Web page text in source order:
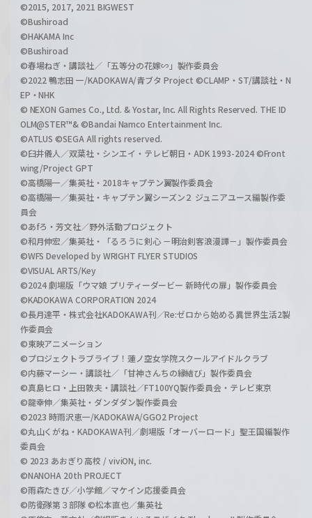
©2015, 2017, 2021 BIGWEST
©Bushiroad
©HAKAMA Inc
©Bushiroad
©春場ねぎ・講談社／「五等分の花嫁∽」製作委員会
©2022 鴨志田 一/KADOKAWA/青ブタ Project ©CLAMP・ST/講談社・N
EP・NHK
© NEXON Games Co., Ltd. & Yostar, Inc. All Rights Reserved. THE ID
OLM@STER™& ©Bandai Namco Entertainment Inc.
©ATLUS ©SEGA All rights reserved.
©臼井儀人／双葉社・シンエイ・テレビ朝日・ADK 1993-2024 ©Front
wing/Project GPT
©高橋陽一／集英社・2018キャプテン翼製作委員会
©高橋陽一／集英社・キャプテン翼シーズン２ ジュニアユース編製作委
員会
©あfろ・芳文社／野外活動プロジェクト
©和月伸宏／集英社・「るろうに剣心 －明治剣客浪漫譚－」製作委員会
©WFS Developed by WRIGHT FLYER STUDIOS
©VISUAL ARTS/Key
©2024 劇場版「ウマ娘 プリティーダービー 新時代の扉」製作委員会
©KADOKAWA CORPORATION 2024
©長月達平・株式会社KADOKAWA刊／Re:ゼロから始める異世界生活2製
作委員会
©東映アニメーション
©プロジェクトラブライブ！蓮ノ空女学院スクールアイドルクラブ
©内藤マーシー・講談社／「甘神さんちの縁結び」製作委員会
©真島ヒロ・上田敦夫・講談社／FT100YQ製作委員会・テレビ東京
©龍幸伸／集英社・ダンダダン製作委員会
©2023 時雨沢恵一/KADOKAWA/GGO2 Project
©丸山くがね・KADOKAWA刊／劇場版「オーバーロード」聖王国編製作
委員会
© 2023 あおぎり高校 / viviON, inc.
©NANOHA 20th PROJECT
©雨森たきび／小学館／マケイン応援委員会
©防衛隊第３部隊 ©松本直也／集英社